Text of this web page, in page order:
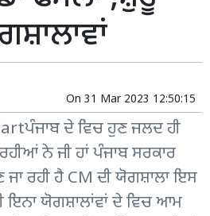
On 31 Mar 2023 12:50:15
ਦੇ ਵਿਚ ਹੁਣ ਜਲਦ ਹੀ
ਨੇ ਜੀ ਹਾਂ ਪੰਜਾਬ ਸਰਕਾਰ
ਜਾ ਰਹੀ ਹੈ CM ਦੀ ਯੋਗਸ਼ਾਲਾ ਇਸ
ਇਨਾ ਯੋਗਸ਼ਾਲਾਂਵਾਂ ਦੇ ਵਿਚ ਆਮ